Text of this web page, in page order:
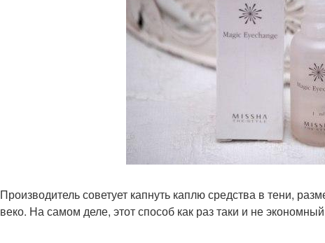
Производитель советует капнуть каплю средства в тени,
веко. На самом деле, этот способ как раз таки и не